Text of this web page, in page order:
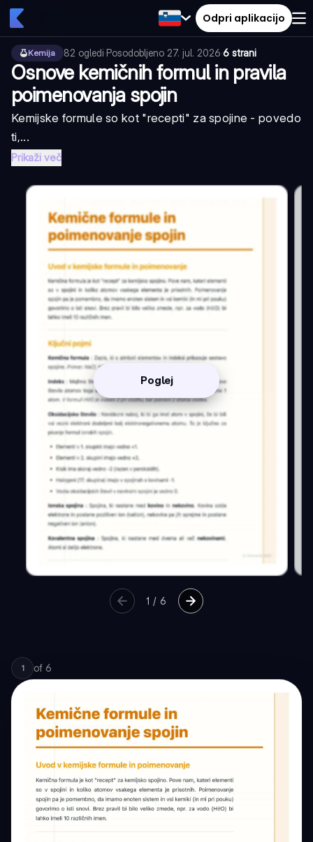
Odpri aplikacijo
Kemija 82 ogledi·Posodobljeno 27. jul. 2026·6 strani
Osnove kemičnih formul in pravila
poimenovanja spojin
Kemijske formule so kot "recepti" za spojine - povedo
ti,...
Prikaži več
Poglej
1 /6
1 of 6